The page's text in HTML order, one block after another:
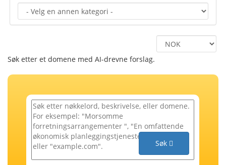
Søk etter et domene med AI-drevne forslag.
Søk